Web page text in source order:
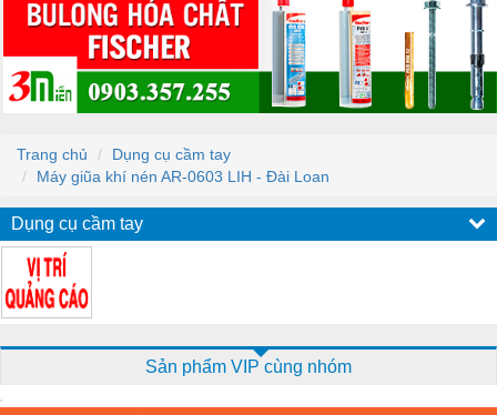
Trang chủ
Dụng cụ cầm tay
Máy giũa khí nén AR-0603 LIH - Đài Loan
Dụng cụ cầm tay
Sản phẩm VIP cùng nhóm